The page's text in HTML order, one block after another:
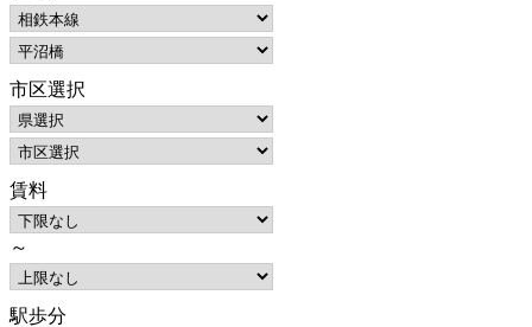
市区選択
賃料
～
駅歩分